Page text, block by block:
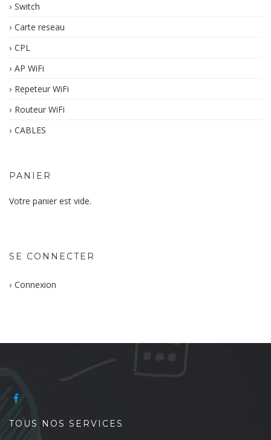
Switch
Carte reseau
CPL
AP WiFi
Repeteur WiFi
Routeur WiFi
CABLES
PANIER
Votre panier est vide.
SE CONNECTER
Connexion
TOUS NOS SERVICES